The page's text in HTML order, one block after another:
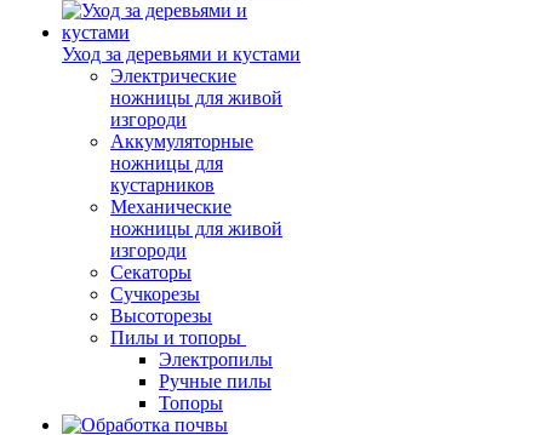
Уход за деревьями и кустами
Электрические
ножницы для живой
изгороди
Аккумуляторные
ножницы для
кустарников
Механические
ножницы для живой
изгороди
Секаторы
Сучкорезы
Высоторезы
Пилы и топоры
Электропилы
Ручные пилы
Топоры